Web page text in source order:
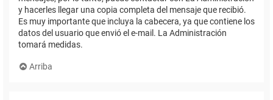
y hacerles llegar una copia completa del mensaje que recibió.
Es muy importante que incluya la cabecera, ya que contiene los
datos del usuario que envió el e-mail. La Administración
tomará medidas.
Arriba